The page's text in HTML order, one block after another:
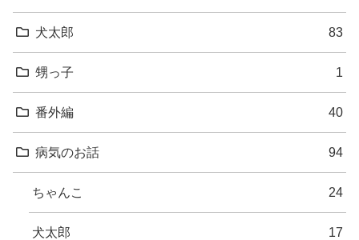
犬太郎 83
甥っ子 1
番外編 40
病気のお話 94
ちゃんこ 24
犬太郎 17